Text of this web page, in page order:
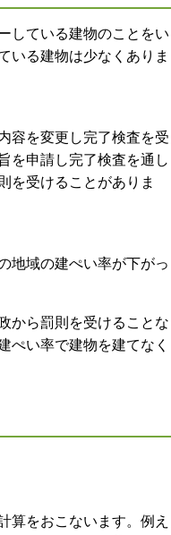
している建物のことをい
いる建物は少なくありま
容を変更し完了検査を受
を申請し完了検査を通し
を受けることがありま
地域の建ぺい率が下がっ
から罰則を受けることな
ぺい率で建物を建てなく
算をおこないます。例え